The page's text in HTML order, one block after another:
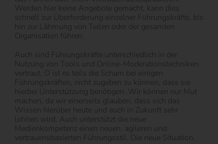
Werden hier keine Angebote gemacht, kann dies
schnell zur Überforderung einzelner Führungskräfte, bis
hin zur Lähmung von Teilen oder der gesamten
Organisation führen.
Auch sind Führungskräfte unterschiedlich in der
Nutzung von Tools und Online-Moderationstechniken
vertraut. O ist es teils die Scham bei einigen
Führungskräften, nicht zugeben zu können, dass sie
hierbei Unterstützung benötigen. Wir können nur Mut
machen, da wir einerseits glauben, dass sich das
Wissen hierüber heute und auch in Zukunft sehr
lohnen wird. Auch unterstützt die neue
Medienkompetenz einen neuen, agileren und
vertrauensbasierten Führungsstil. Die neue Situation,